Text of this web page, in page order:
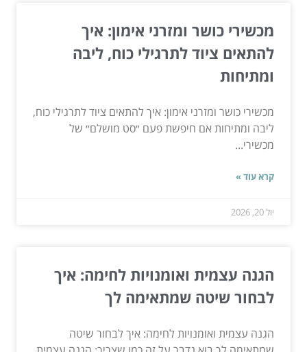
מכשירי כושר ומזרני אימון: איך
להתאים ציוד לתרגילי כוח, ליבה
ומתיחות
מכשירי כושר ומזרני אימון: איך להתאים ציוד לתרגילי כוח,
ליבה ומתיחות אם חיפשת פעם ״סט מושלם״ של
מכשירי...
קרא עוד »
יול 20, 2026
הגנה עצמית ואומנויות לחימה: איך
לבחור שיטה שמתאימה לך
הגנה עצמית ואומנויות לחימה: איך לבחור שיטה